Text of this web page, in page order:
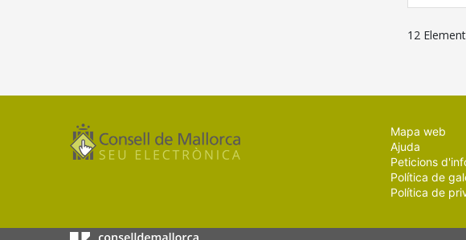
12
Mapa web
Ajuda
Peticions
Política de
Política de